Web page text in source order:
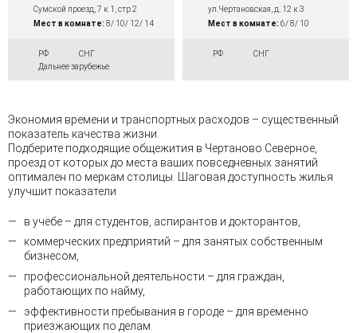
Сумской проезд, 7 к 1, стр 2
Мест в комнате: 8/ 10/ 12/ 14
РФ
СНГ
Дальнее зарубежье
ул.Чертановская, д. 12 к 3
Мест в комнате: 6/ 8/ 10
РФ СНГ
Экономия времени и транспортных расходов – существенный
показатель качества жизни.
Подберите подходящие общежития в Чертаново Северное,
проезд от которых до места ваших повседневных занятий
оптимален по меркам столицы. Шаговая доступность жилья
улучшит показатели
в учёбе – для студентов, аспирантов и докторантов,
коммерческих предприятий – для занятых собственным
бизнесом,
профессиональной деятельности – для граждан,
работающих по найму,
эффективности пребывания в городе – для временно
приезжающих по делам.